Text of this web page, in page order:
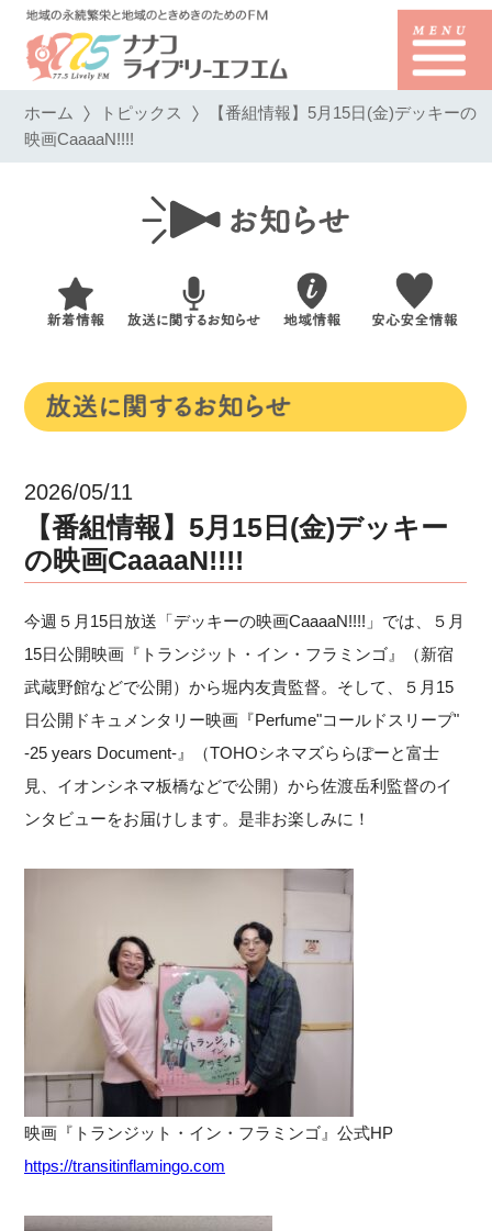
ホーム トピックス 【番組情報】5月15日(金)デッキーの
映画CaaaaN!!!!
2026/05/11
【番組情報】5月15日(金)デッキー
の映画CaaaaN!!!!
今週５月15日放送「デッキーの映画CaaaaN!!!!」では、５月
15日公開映画『トランジット・イン・フラミンゴ』（新宿
武蔵野館などで公開）から堀内友貴監督。そして、５月15
日公開ドキュメンタリー映画『Perfume"コールドスリープ"
-25 years Document-』（TOHOシネマズららぽーと富士
見、イオンシネマ板橋などで公開）から佐渡岳利監督のイ
ンタビューをお届けします。是非お楽しみに！
映画『トランジット・イン・フラミンゴ』公式HP
https://transitinflamingo.com